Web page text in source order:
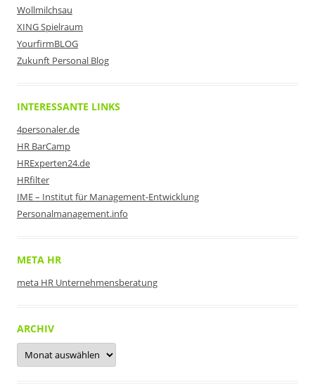
Wollmilchsau
XING Spielraum
YourfirmBLOG
Zukunft Personal Blog
INTERESSANTE LINKS
4personaler.de
HR BarCamp
HRExperten24.de
HRfilter
IME – Institut für Management-Entwicklung
Personalmanagement.info
META HR
meta HR Unternehmensberatung
ARCHIV
Archiv